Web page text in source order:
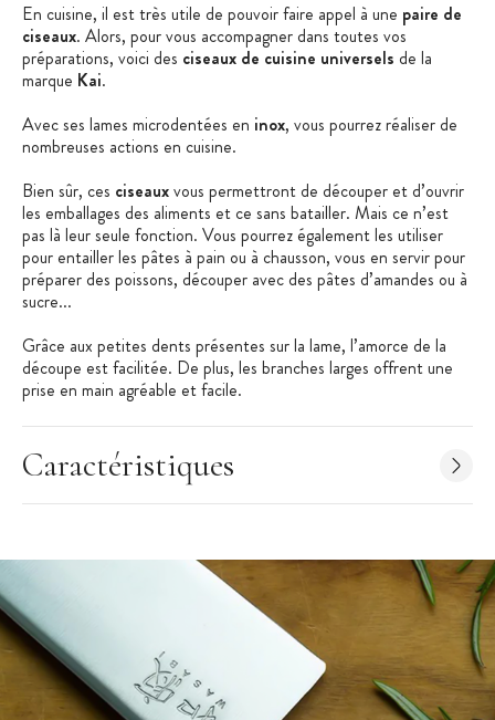
En cuisine, il est très utile de pouvoir faire appel à une paire de
ciseaux. Alors, pour vous accompagner dans toutes vos
préparations, voici des ciseaux de cuisine universels de la
marque Kai.
Avec ses lames microdentées en inox, vous pourrez réaliser de
nombreuses actions en cuisine.
Bien sûr, ces ciseauxvous permettront de découper et d’ouvrir
les emballages des aliments et ce sans batailler. Mais ce n’est
pas là leur seule fonction. Vous pourrez également les utiliser
pour entailler les pâtes à pain ou à chausson, vous en servir pour
préparer des poissons, découper avec des pâtes d’amandes ou à
sucre...
Grâce aux petites dents présentes sur la lame, l’amorce de la
découpe est facilitée. De plus, les branches larges offrent une
prise en main agréable et facile.
Et pour entretenir avec soin cesciseaux de cuisine, ces
derniers sont démontables. Vous pourrez ainsi les nettoyer en
toute facilité après utilisation.
Lames microdentées en inox
Branches larges pour prise en main facile
Caractéristiques des Ciseaux de Cuisine :
Ciseaux de cuisine
Caractéristiques